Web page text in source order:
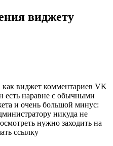
виджету
как виджет комментариев VK
есть наравне с обычными
и очень большой минус:
никуда не
нужно заходить на
ссылку